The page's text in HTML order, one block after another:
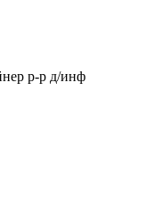
р-р д/инф